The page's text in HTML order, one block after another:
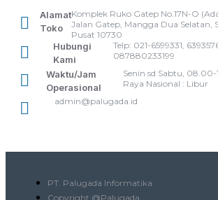
Alamat
Toko
Komplek Ruko Gatep No.17N-O
Jalan Gatep, Mangga Dua Selatan,
Pusat 10730
Hubungi
Kami
Telp: 021-6599331,
087880233199
Waktu/Jam
Operasional
Senin sd Sabtu,
Raya Nasional : Libur
admin@palugada.id
PT. Palugada Informatika
Copyright @Palugada